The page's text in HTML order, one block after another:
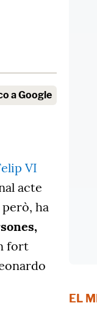
a Google
VI
acte
ha
fort
EL